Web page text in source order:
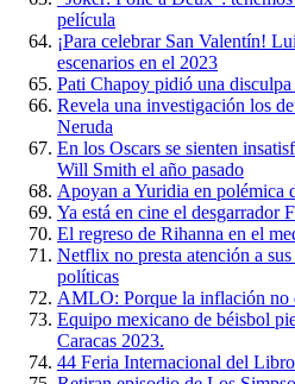
película
¡Para celebrar San Valentín!
escenarios en el 2023
Pati Chapoy pidió una
Revela una investigación los
Neruda
En los Oscars se sienten
Will Smith el año pasado
Apoyan a Yuridia en polémica
Ya está en cine el desgarrador
El regreso de Rihanna en el
Netflix no presta atención a
políticas
AMLO: Porque la inflación no
Equipo mexicano de béisbol
Caracas 2023.
44 Feria Internacional del